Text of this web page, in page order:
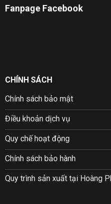
Fanpage Facebook
CHÍNH SÁCH
Chính sách bảo mật
Điều khoản dịch vụ
Quy chế hoạt động
Chính sách bảo hành
Quy trình sản xuất tại Hoàng